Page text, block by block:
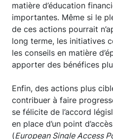
matière d’éducation
importantes. Même si le
de ces actions pourrait
long terme, les initiatives
les conseils en matière
apporter des bénéfices
Enfin, des actions plus
contribuer à faire
se félicite de l’accord
en place d’un point
(European Single Access